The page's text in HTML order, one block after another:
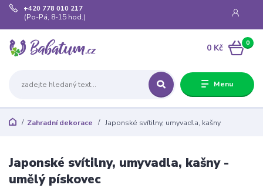
Menu
+420 778 010 217
(Po-Pá, 8-15 hod.)
0
0 Kč
Zahradní dekorace Japonské svítilny, umyvadla, kašny
Japonské svítilny, umyvadla, kašny -
umělý pískovec